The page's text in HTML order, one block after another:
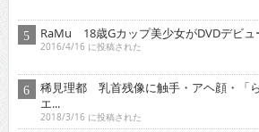
RaMu 18歳Gカップ美少女がDVDデビュ
2016/4/16 に投稿された
稀見理都 乳首残像に触手・アヘ顔・「
エ...
2018/3/16 に投稿された